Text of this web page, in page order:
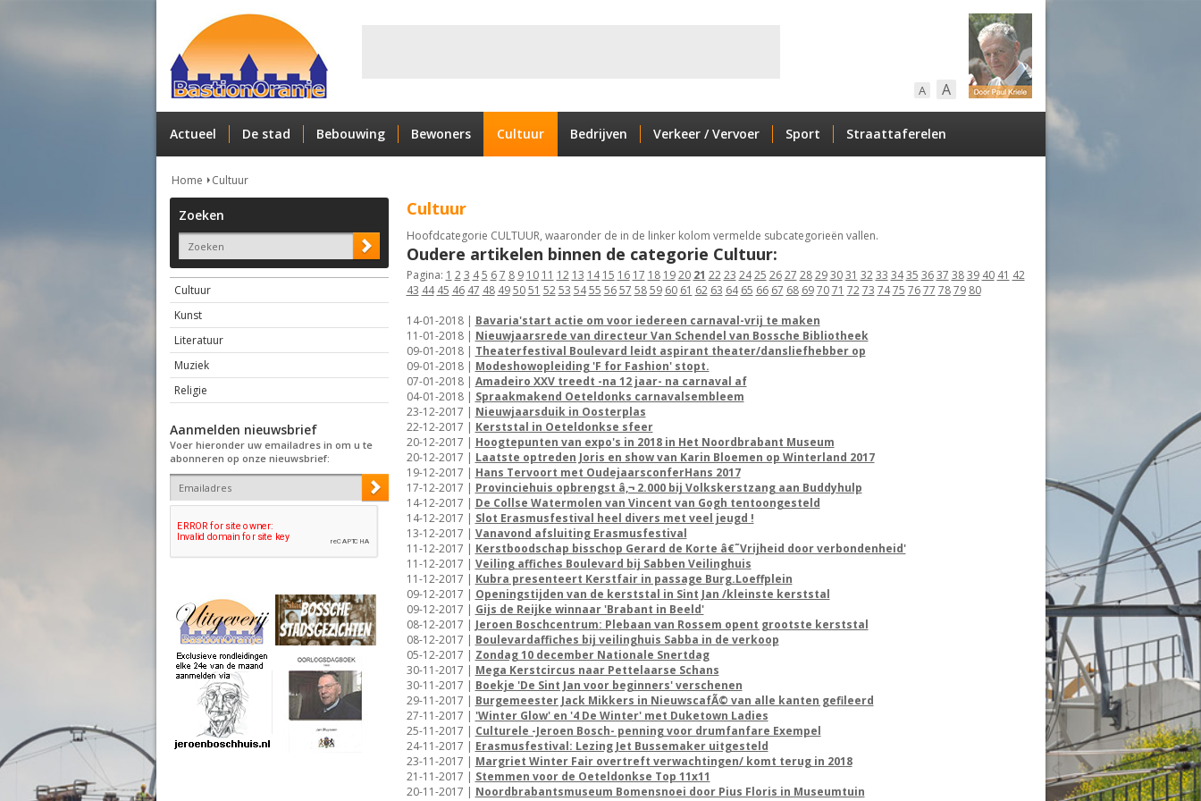
A A
Actueel De stad Bebouwing Bewoners Cultuur Bedrijven Verkeer / Vervoer Sport Straattaferelen
Home Cultuur
Zoeken
Cultuur
Kunst
Literatuur
Muziek
Religie
Aanmelden nieuwsbrief
Voer hieronder uw emailadres in om u te
abonneren op onze nieuwsbrief:
Cultuur
Hoofdcategorie CULTUUR, waaronder de in de linker kolom vermelde subcategorieën vallen.
Oudere artikelen binnen de categorie Cultuur:
Pagina: 1 2 3 4 5 6 7 8 9 10 11 12 13 14 15 16 17 18 19 20 21 22 23 24 25 26 27 28 29 30 31 32 33 34 35 36 37 38 39 40 41 42
43 44 45 46 47 48 49 50 51 52 53 54 55 56 57 58 59 60 61 62 63 64 65 66 67 68 69 70 71 72 73 74 75 76 77 78 79 80
14-01-2018 | Bavaria'start actie om voor iedereen carnaval-vrij te maken
11-01-2018 | Nieuwjaarsrede van directeur Van Schendel van Bossche Bibliotheek
09-01-2018 | Theaterfestival Boulevard leidt aspirant theater/dansliefhebber op
09-01-2018 | Modeshowopleiding 'F for Fashion' stopt.
07-01-2018 | Amadeiro XXV treedt -na 12 jaar- na carnaval af
04-01-2018 | Spraakmakend Oeteldonks carnavalsembleem
23-12-2017 | Nieuwjaarsduik in Oosterplas
22-12-2017 | Kerststal in Oeteldonkse sfeer
20-12-2017 | Hoogtepunten van expo's in 2018 in Het Noordbrabant Museum
20-12-2017 | Laatste optreden Joris en show van Karin Bloemen op Winterland 2017
19-12-2017 | Hans Tervoort met OudejaarsconferHans 2017
17-12-2017 | Provinciehuis opbrengst â‚¬ 2.000 bij Volkskerstzang aan Buddyhulp
14-12-2017 | De Collse Watermolen van Vincent van Gogh tentoongesteld
14-12-2017 | Slot Erasmusfestival heel divers met veel jeugd !
13-12-2017 | Vanavond afsluiting Erasmusfestival
11-12-2017 | Kerstboodschap bisschop Gerard de Korte â€˜Vrijheid door verbondenheid'
11-12-2017 | Veiling affiches Boulevard bij Sabben Veilinghuis
11-12-2017 | Kubra presenteert Kerstfair in passage Burg.Loeffplein
09-12-2017 | Openingstijden van de kerststal in Sint Jan /kleinste kerststal
09-12-2017 | Gijs de Reijke winnaar 'Brabant in Beeld'
08-12-2017 | Jeroen Boschcentrum: Plebaan van Rossem opent grootste kerststal
08-12-2017 | Boulevardaffiches bij veilinghuis Sabba in de verkoop
05-12-2017 | Zondag 10 december Nationale Snertdag
30-11-2017 | Mega Kerstcircus naar Pettelaarse Schans
30-11-2017 | Boekje 'De Sint Jan voor beginners' verschenen
29-11-2017 | Burgemeester Jack Mikkers in NieuwscafÃ© van alle kanten gefileerd
27-11-2017 | 'Winter Glow' en '4 De Winter' met Duketown Ladies
25-11-2017 | Culturele -Jeroen Bosch- penning voor drumfanfare Exempel
24-11-2017 | Erasmusfestival: Lezing Jet Bussemaker uitgesteld
23-11-2017 | Margriet Winter Fair overtreft verwachtingen/ komt terug in 2018
21-11-2017 | Stemmen voor de Oeteldonkse Top 11x11
20-11-2017 | Noordbrabantsmuseum Bomensnoei door Pius Floris in Museumtuin